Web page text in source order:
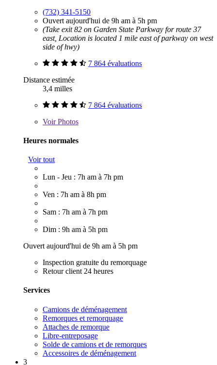
(732) 341-5150
Ouvert aujourd'hui de 9h am à 5h pm
(Take exit 82 on Garden State Parkway for route 37
east, Location is located 1 mile east of parkway on west
side of hwy)
7 864 évaluations
Distance estimée
3,4 milles
7 864 évaluations
VoirPhotos
Heures normales
Voir tout
Lun - Jeu : 7h am à 7h pm
Ven : 7h am à 8h pm
Sam : 7h am à 7h pm
Dim : 9h am à 5h pm
Ouvert aujourd'hui de 9h am à 5h pm
Inspection gratuite du remorquage
Retour client 24 heures
Services
Camions de déménagement
Remorques et remorquage
Attaches de remorque
Libre-entreposage
Solde de camions et de remorques
Accessoires de déménagement
3